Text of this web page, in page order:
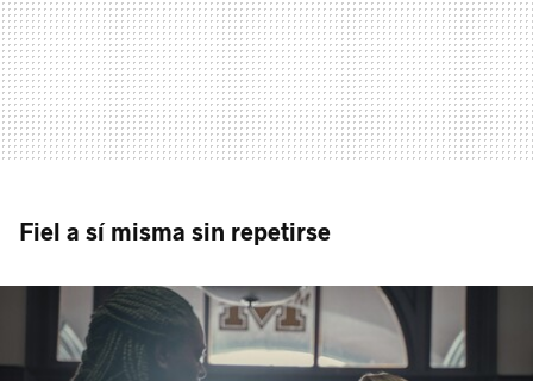
Fiel a sí misma sin repetirse